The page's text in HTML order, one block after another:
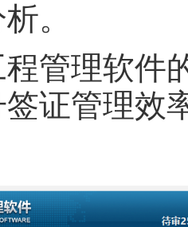
。
管理软件
证管理效